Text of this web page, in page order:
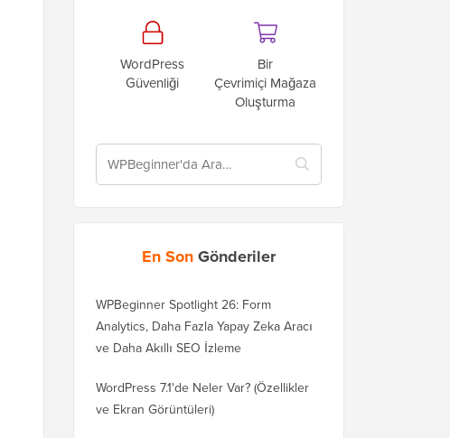
WordPress
Güvenliği
Bir
Çevrimiçi Mağaza
Oluşturma
En SonGönderiler
WPBeginner Spotlight 26: Form
Analytics, Daha Fazla Yapay Zeka Aracı
ve Daha Akıllı SEO İzleme
WordPress 7.1'de Neler Var? (Özellikler
ve Ekran Görüntüleri)